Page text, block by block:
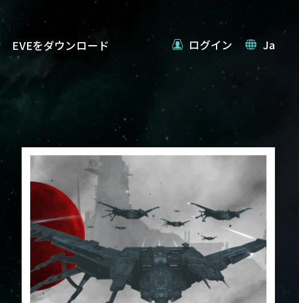
EVEをダウンロード ログイン Ja